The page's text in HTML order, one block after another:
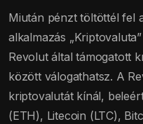
Miután pénzt töltöttél fel
alkalmazás
Revolut által támogatott
között válogathatsz. A
kriptovalutát kínál,
(ETH), Litecoin (LTC),